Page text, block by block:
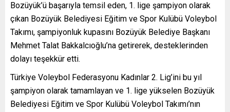
Bozüyük’ü başarıyla temsil eden, 1. lige şampiyon olarak
çıkan Bozüyük Belediyesi Eğitim ve Spor Kulübü Voleybol
Takımı, şampiyonluk kupasını Bozüyük Belediye Başkanı
Mehmet Talat Bakkalcıoğlu’na getirerek, desteklerinden
dolayı teşekkür etti.
Türkiye Voleybol Federasyonu Kadınlar 2. Lig’ini bu yıl
şampiyon olarak tamamlayan ve 1. lige yükselen Bozüyük
Belediyesi Eğitim ve Spor Kulübü Voleybol Takımı’nın